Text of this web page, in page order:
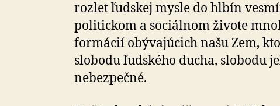
rozlet ľudskej mysle do hlbín
politickom a sociálnom živote
formácií obývajúcich našu Zem,
slobodu ľudského ducha, slobodu
nebezpečné.